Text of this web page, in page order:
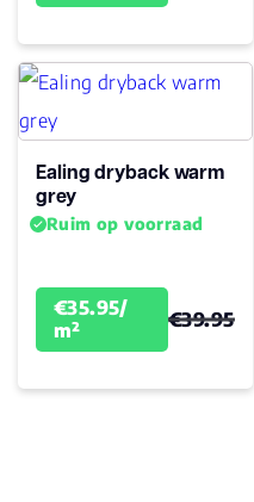
Ealing dryback warm
grey
Ruim op voorraad
€35.95/
m²
€39.95